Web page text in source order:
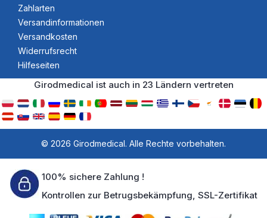
Zahlarten
Versandinformationen
Versandkosten
Widerrufsrecht
Hilfeseiten
Girodmedical ist auch in 23 Ländern vertreten
© 2026 Girodmedical. Alle Rechte vorbehalten.
100% sichere Zahlung !
Kontrollen zur Betrugsbekämpfung, SSL-Zertifikat